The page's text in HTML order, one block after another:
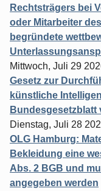
Rechtsträgers bei
oder Mitarbeiter
begründete
Mittwoch, Juli 29
Gesetz zur
künstliche
Bundesgesetzblatt
Dienstag, Juli 28
OLG Hamburg:
Bekleidung eine
Abs. 2 BGB und
angegeben werden